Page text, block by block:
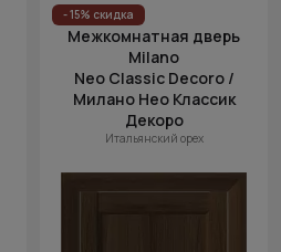
- 15% скидка
Межкомнатная дверь
Milano
Neo Classic Decoro /
Милано Нео Классик
Декоро
Итальянский орех